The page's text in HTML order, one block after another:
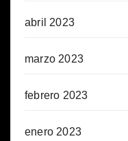
abril 2023
marzo 2023
febrero 2023
enero 2023